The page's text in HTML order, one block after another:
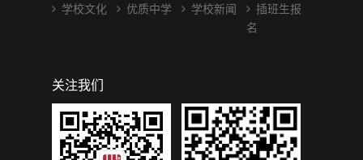
学校文化
优质中学
学校新闻
插班生报
名
关注我们